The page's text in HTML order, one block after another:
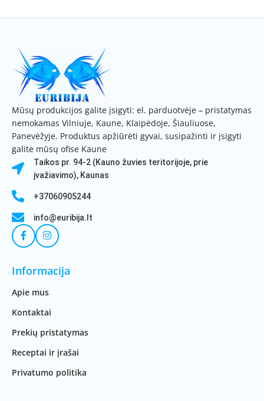
Mūsų produkcijos galite įsigyti: el. parduotvėje – pristatymas
nemokamas Vilniuje, Kaune, Klaipėdoje, Šiauliuose,
Panevėžyje. Produktus apžiūrėti gyvai, susipažinti ir įsigyti
galite mūsų ofise Kaune
Taikos pr. 94-2 (Kauno žuvies teritorijoje, prie
įvažiavimo), Kaunas
+37060905244
info@euribija.lt
Informacija
Apie mus
Kontaktai
Prekių pristatymas
Receptai ir įrašai
Privatumo politika